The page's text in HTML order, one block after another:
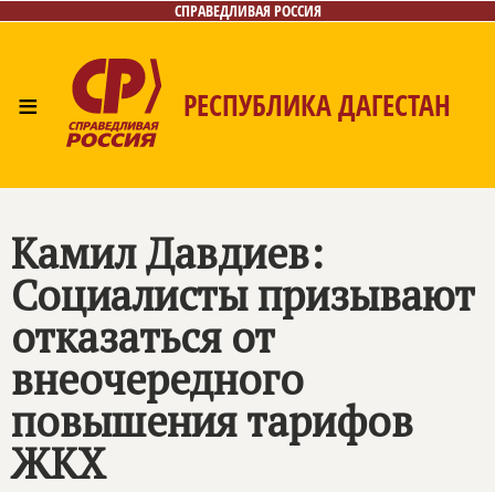
СПРАВЕДЛИВАЯ РОССИЯ
≡ РЕСПУБЛИКА ДАГЕСТАН
Камил Давдиев:
Социалисты призывают
отказаться от
внеочередного
повышения тарифов
ЖКХ